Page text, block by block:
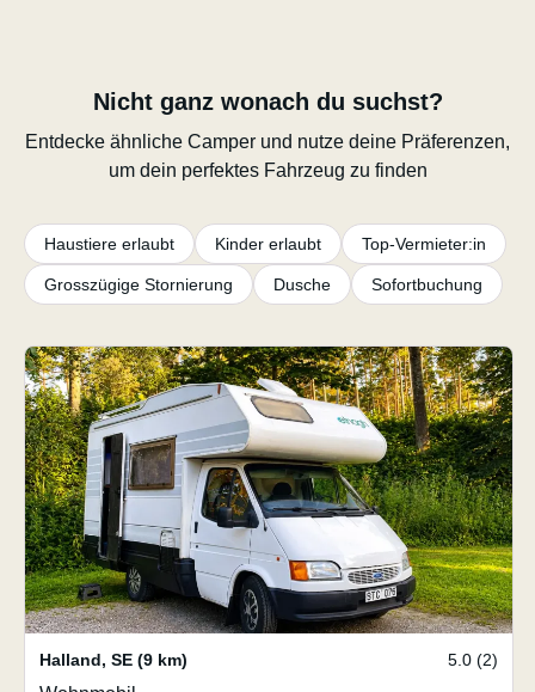
Nicht ganz wonach du suchst?
Entdecke ähnliche Camper und nutze deine Präferenzen,
um dein perfektes Fahrzeug zu finden
Haustiere erlaubt Kinder erlaubt Top-Vermieter:in
Grosszügige Stornierung Dusche Sofortbuchung
Halland, SE (9 km) 5.0 (2)